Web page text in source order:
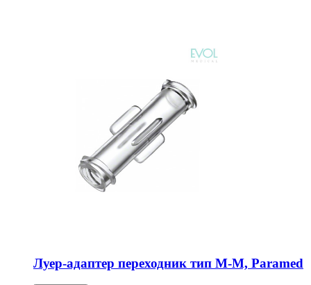
Луер-адаптер переходник тип М-М, Paramed